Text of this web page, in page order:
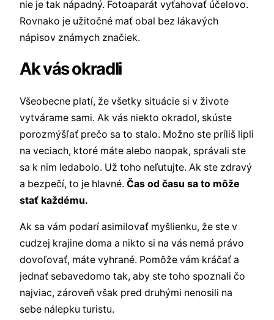
nie je tak nápadný. Fotoaparát vyťahovať účelovo.
Rovnako je užitočné mať obal bez lákavých
nápisov známych značiek.
Ak vás okradli
Všeobecne platí, že všetky situácie si v živote
vytvárame sami. Ak vás niekto okradol, skúste
porozmýšľať prečo sa to stalo. Možno ste príliš lipli
na veciach, ktoré máte alebo naopak, správali ste
sa k nim ledabolo. Už toho neľutujte. Ak ste zdravý
a bezpečí, to je hlavné. Čas od času sa to môže
stať každému.
Ak sa vám podarí asimilovať myšlienku, že ste v
cudzej krajine doma a nikto si na vás nemá právo
dovoľovať, máte vyhrané. Pomôže vám kráčať a
jednať sebavedomo tak, aby ste toho spoznali čo
najviac, zároveň však pred druhými nenosili na
sebe nálepku turistu.